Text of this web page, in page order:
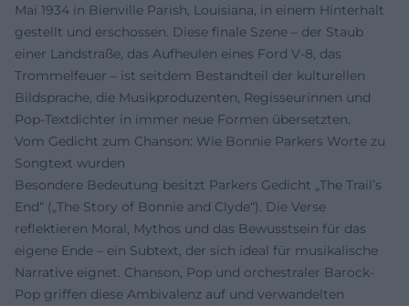
Mai 1934 in Bienville Parish, Louisiana, in einem Hinterhalt
gestellt und erschossen. Diese finale Szene – der Staub
einer Landstraße, das Aufheulen eines Ford V-8, das
Trommelfeuer – ist seitdem Bestandteil der kulturellen
Bildsprache, die Musikproduzenten, Regisseurinnen und
Pop-Textdichter in immer neue Formen übersetzten.
Vom Gedicht zum Chanson: Wie Bonnie Parkers Worte zu
Songtext wurden
Besondere Bedeutung besitzt Parkers Gedicht „The Trail’s
End“ („The Story of Bonnie and Clyde“). Die Verse
reflektieren Moral, Mythos und das Bewusstsein für das
eigene Ende – ein Subtext, der sich ideal für musikalische
Narrative eignet. Chanson, Pop und orchestraler Barock-
Pop griffen diese Ambivalenz auf und verwandelten